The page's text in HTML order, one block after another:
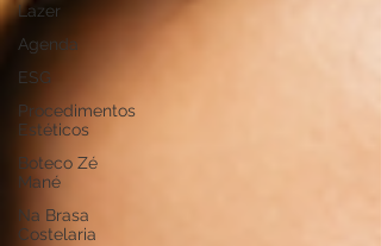
Lazer
Agenda
ESG
Procedimentos
Estéticos
Boteco Zé
Mané
Na Brasa
Costelaria